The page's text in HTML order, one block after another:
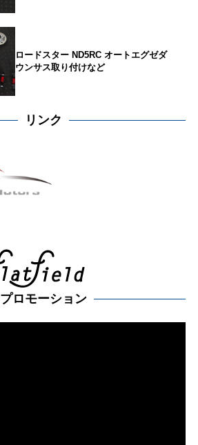
ロードスター ND5RC オートエグゼダ
ウンサス取り付けなど
リンク
プロモーション